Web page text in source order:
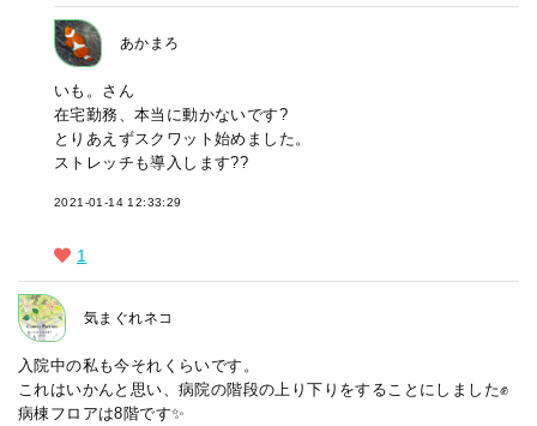
あかまろ
いも。さん
在宅勤務、本当に動かないです?
とりあえずスクワット始めました。
ストレッチも導入します??
2021-01-14 12:33:29
1
気まぐれネコ
入院中の私も今それくらいです。
これはいかんと思い、病院の階段の上り下りをすることにしました✊
病棟フロアは8階です✨